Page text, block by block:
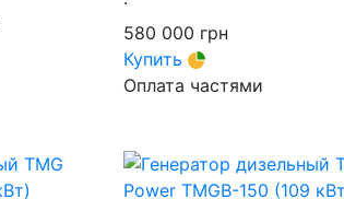
580 000 грн
Купить
Оплата частями